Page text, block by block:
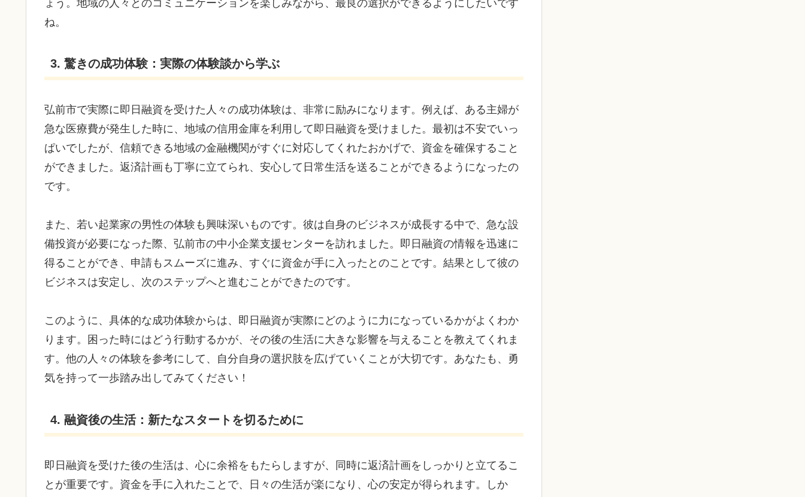
ょう。地域の人々とのコミュニケーションを楽しみながら、最良の選択ができるようにしたいです
ね。
3. 驚きの成功体験：実際の体験談から学ぶ
弘前市で実際に即日融資を受けた人々の成功体験は、非常に励みになります。例えば、ある主婦が
急な医療費が発生した時に、地域の信用金庫を利用して即日融資を受けました。最初は不安でいっ
ぱいでしたが、信頼できる地域の金融機関がすぐに対応してくれたおかげで、資金を確保すること
ができました。返済計画も丁寧に立てられ、安心して日常生活を送ることができるようになったの
です。
また、若い起業家の男性の体験も興味深いものです。彼は自身のビジネスが成長する中で、急な設
備投資が必要になった際、弘前市の中小企業支援センターを訪れました。即日融資の情報を迅速に
得ることができ、申請もスムーズに進み、すぐに資金が手に入ったとのことです。結果として彼の
ビジネスは安定し、次のステップへと進むことができたのです。
このように、具体的な成功体験からは、即日融資が実際にどのように力になっているかがよくわか
ります。困った時にはどう行動するかが、その後の生活に大きな影響を与えることを教えてくれま
す。他の人々の体験を参考にして、自分自身の選択肢を広げていくことが大切です。あなたも、勇
気を持って一歩踏み出してみてください！
4. 融資後の生活：新たなスタートを切るために
即日融資を受けた後の生活は、心に余裕をもたらしますが、同時に返済計画をしっかりと立てるこ
とが重要です。資金を手に入れたことで、日々の生活が楽になり、心の安定が得られます。しか